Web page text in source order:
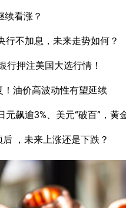
续看涨？
行不加息，未来走势如何？
行押注美国大选行情！
油价高波动性有望延续
元飙逾3%、美元“破百”，
，未来上涨还是下跌？